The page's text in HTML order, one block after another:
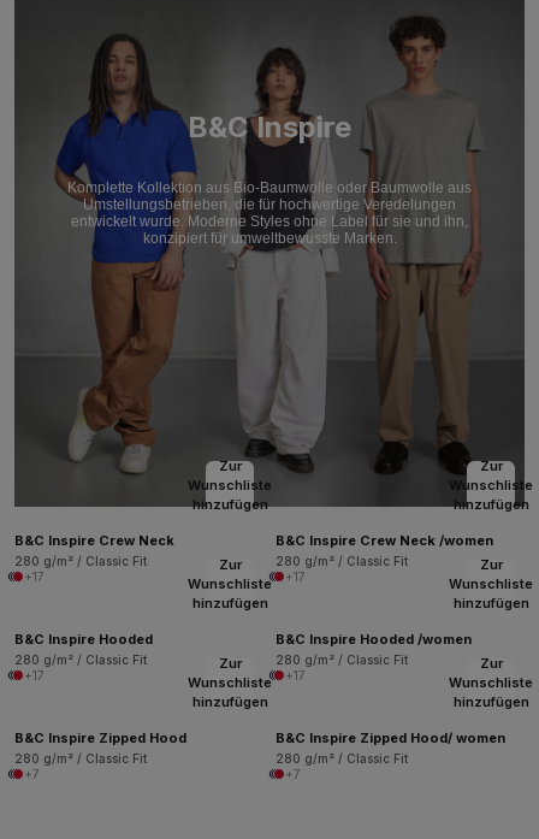
B&C Inspire
Komplette Kollektion aus Bio-Baumwolle oder Baumwolle aus
Umstellungsbetrieben, die für hochwertige Veredelungen
entwickelt wurde. Moderne Styles ohne Label für sie und ihn,
konzipiert für umweltbewusste Marken.
Zur
Wunschliste
hinzufügen
B&C Inspire Crew Neck
280 g/m² / Classic Fit
+17
Zur
Wunschliste
hinzufügen
B&C Inspire Crew Neck /women
280 g/m² / Classic Fit
+17
Zur
Wunschliste
hinzufügen
B&C Inspire Hooded
280 g/m² / Classic Fit
+17
Zur
Wunschliste
hinzufügen
B&C Inspire Hooded /women
280 g/m² / Classic Fit
+17
Zur
Wunschliste
hinzufügen
B&C Inspire Zipped Hood
280 g/m² / Classic Fit
+7
Zur
Wunschliste
hinzufügen
B&C Inspire Zipped Hood/ women
280 g/m² / Classic Fit
+7